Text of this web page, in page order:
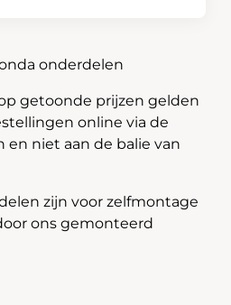
onderdelen
getoonde prijzen gelden
online via de
en niet aan de balie van
zijn voor zelfmontage
ons gemonteerd